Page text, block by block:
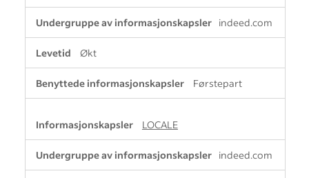
indeed.com
Økt
Førstepart
LOCALE
indeed.com